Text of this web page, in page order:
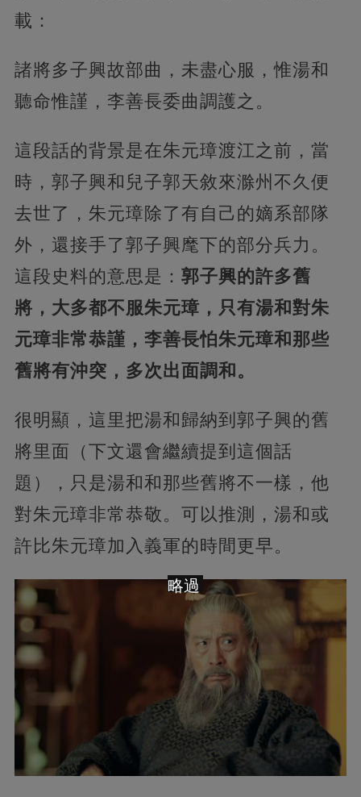
載：
諸將多子興故部曲，未盡心服，惟湯和
聽命惟謹，李善長委曲調護之。
這段話的背景是在朱元璋渡江之前，當
時，郭子興和兒子郭天敘來滁州不久便
去世了，朱元璋除了有自己的嫡系部隊
外，還接手了郭子興麾下的部分兵力。
這段史料的意思是： 郭子興的許多舊
將，大多都不服朱元璋，只有湯和對朱
元璋非常恭謹，李善長怕朱元璋和那些
舊將有沖突，多次出面調和。
很明顯，這里把湯和歸納到郭子興的舊
將里面（下文還會繼續提到這個話
題），只是湯和和那些舊將不一樣，他
對朱元璋非常恭敬。可以推測，湯和或
許比朱元璋加入義軍的時間更早。
略過